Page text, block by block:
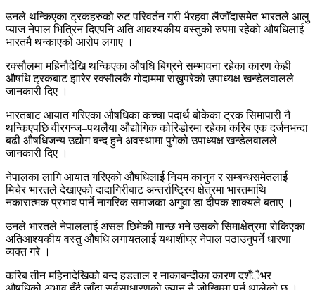
उनले थन्किएका ट्रकहरुको रुट परिवर्तन गरी भैरहवा लैजाँदासमेत भारतले आलु
प्याज नेपाल भित्रिन दिएपनि अति आवश्यकीय वस्तुको रुपमा रहेको औषधिलाई
भारतमै थन्काएको आरोप लगाए ।
रक्सौलमा महिनौदेखि थन्किएका औषधि बिग्रने सम्भावना रहेका कारण केही
औषधि ट्रकबाट झारेर रक्सौलकै गोदाममा राख्नुपरेको उपाध्यक्ष खन्डेलवालले
जानकारी दिए ।
भारतबाट आयात गरिएका औषधिका कच्चा पदार्थ बोकेका ट्रक सिमापारी नै
थन्किएपछि वीरगन्ज–पथलैया औद्योगिक कोरिडोरमा रहेका करिब एक दर्जनभन्दा
बढी औषधिजन्य उद्योग बन्द हुने अवस्थामा पुगेको उपाध्यक्ष खन्डेलवालले
जानकारी दिए ।
नेपालका लागि आयात गरिएको औषधिलाई नियम कानुन र सम्बन्धसमेतलाई
मिचेर भारतले देखाएको दादागिरीबाट अन्तर्राष्ट्रिय क्षेत्रमा भारतमाथि
नकारात्मक प्रभाव पार्ने नागरिक समाजका अगुवा डा दीपक शाक्यले बताए ।
उनले भारतले नेपाललाई असल छिमेकी मान्छ भने उसको सिमाक्षेत्रमा रोकिएका
अतिआश्यकीय वस्तु औषधि लगायतलाई यथाशीघ्र नेपाल पठाउनुपर्ने धारणा
व्यक्त गरे ।
करिब तीन महिनादेखिको बन्द हडताल र नाकाबन्दीका कारण दशँैभर